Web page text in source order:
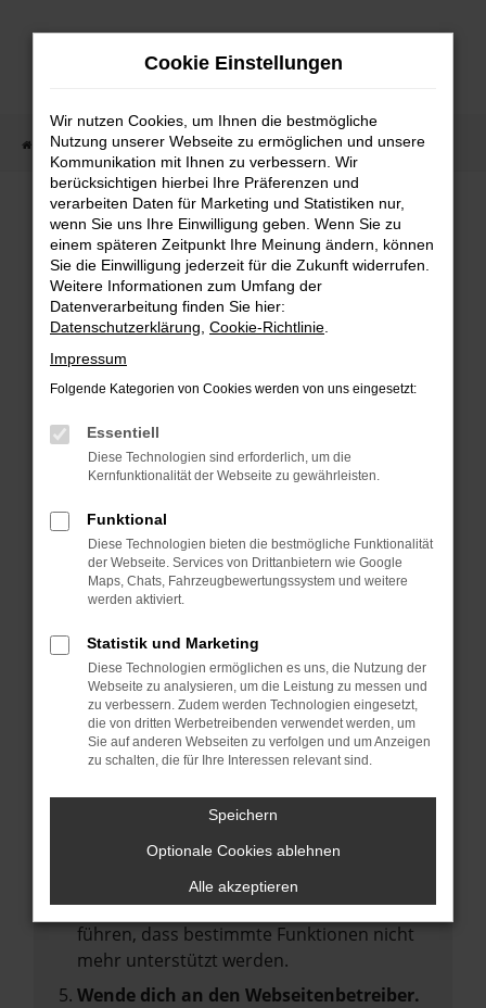
Zum
Startseite Fahrzeugangebote Fahrzeugmarkt
Fahrzeugmarkt
Fehler: Network Error
Beim Laden ist ein Fehler aufgetreten.
Hier sind ein paar Tipps, die dir helfen können:
Überprüfe deine Firewall und deine
Internetverbindung.
deine Suchmaschine?
Prüfe deine Browsererweiterungen.
Manche Erweiterungen, wie Werbeblocker,
können das Laden bestimmter Seiten
anderen Browser oder in einem privaten
Fenster?
Starte dein Gerät neu.
Das kann manchmal helfen,
vorübergehende Probleme zu beheben.
Stelle sicher, dass dein Browser und dein
Betriebssystem auf dem neuesten Stand
Veraltete Software birgt nicht nur ein
Sicherheitsrisiko, sondern kann auch dazu
führen, dass bestimmte Funktionen nicht
mehr unterstützt werden.
Wende dich an den Webseitenbetreiber.
Cookie Einstellungen
Wir nutzen Cookies, um Ihnen die bestmögliche
Nutzung unserer Webseite zu ermöglichen und unsere
Kommunikation mit Ihnen zu verbessern. Wir
berücksichtigen hierbei Ihre Präferenzen und
verarbeiten Daten für Marketing und Statistiken nur,
wenn Sie uns Ihre Einwilligung geben. Wenn Sie zu
einem späteren Zeitpunkt Ihre Meinung ändern, können
Sie die Einwilligung jederzeit für die Zukunft widerrufen.
Weitere Informationen zum Umfang der
Datenverarbeitung finden Sie hier:
Datenschutzerklärung Cookie-Richtlinie
Impressum
Folgende Kategorien von Cookies werden von uns eingesetzt:
Essentiell
Diese Technologien sind erforderlich, um die
Kernfunktionalität der Webseite zu gewährleisten.
Funktional
Diese Technologien bieten die bestmögliche Funktionalität
der Webseite. Services von Drittanbietern wie Google
Maps, Chats, Fahrzeugbewertungssystem und weitere
werden aktiviert.
Statistik und Marketing
Diese Technologien ermöglichen es uns, die Nutzung der
Webseite zu analysieren, um die Leistung zu messen und
zu verbessern. Zudem werden Technologien eingesetzt,
die von dritten Werbetreibenden verwendet werden, um
Sie auf anderen Webseiten zu verfolgen und um Anzeigen
zu schalten, die für Ihre Interessen relevant sind.
Speichern
Optionale Cookies ablehnen
Alle akzeptieren